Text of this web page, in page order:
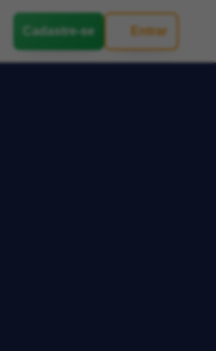
Cadastre-se Entrar